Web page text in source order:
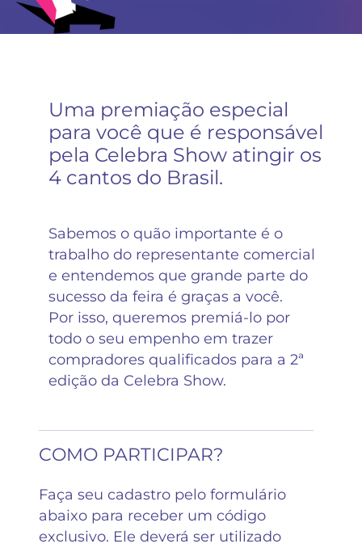
Uma premiação especial
para você que é responsável
pela Celebra Show atingir os
4 cantos do Brasil.
Sabemos o quão importante é o
trabalho do representante comercial
e entendemos que grande parte do
sucesso da feira é graças a você.
Por isso, queremos premiá-lo por
todo o seu empenho em trazer
compradores qualificados para a 2ª
edição da Celebra Show.
COMO PARTICIPAR?
Faça seu cadastro pelo formulário
abaixo para receber um código
exclusivo. Ele deverá ser utilizado